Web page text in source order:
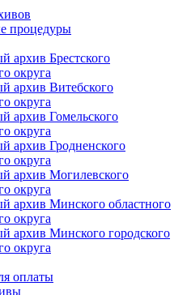
процедуры
архив Брестского
округа
архив Витебского
округа
архив Гомельского
округа
архив Гродненского
округа
архив Могилевского
округа
архив Минского областного
округа
архив Минского городского
округа
оплаты